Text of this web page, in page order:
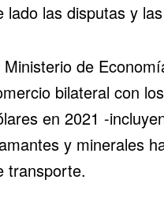
lado las disputas y
Ministerio de
bilateral con
en 2021 -
y minerales
transporte.